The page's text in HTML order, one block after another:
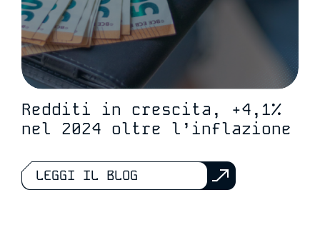
Redditi in crescita, +4,1%
nel 2024 oltre l’inflazione
LEGGI IL BLOG